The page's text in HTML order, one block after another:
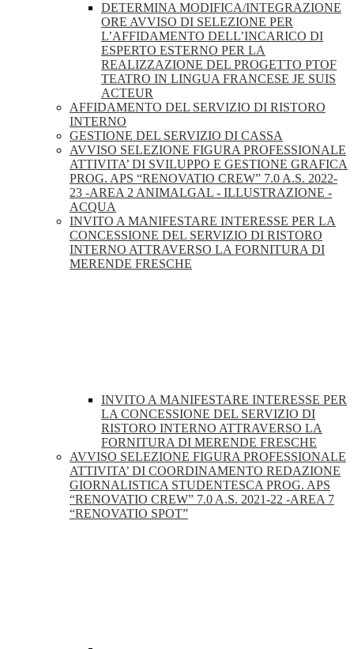
DETERMINA MODIFICA/INTEGRAZIONE
ORE AVVISO DI SELEZIONE PER
L’AFFIDAMENTO DELL’INCARICO DI
ESPERTO ESTERNO PER LA
REALIZZAZIONE DEL PROGETTO PTOF
TEATRO IN LINGUA FRANCESE JE SUIS
ACTEUR
AFFIDAMENTO DEL SERVIZIO DI RISTORO
INTERNO
GESTIONE DEL SERVIZIO DI CASSA
AVVISO SELEZIONE FIGURA PROFESSIONALE
ATTIVITA’ DI SVILUPPO E GESTIONE GRAFICA
PROG. APS “RENOVATIO CREW” 7.0 A.S. 2022-
23 -AREA 2 ANIMALGAL - ILLUSTRAZIONE -
ACQUA
INVITO A MANIFESTARE INTERESSE PER LA
CONCESSIONE DEL SERVIZIO DI RISTORO
INTERNO ATTRAVERSO LA FORNITURA DI
MERENDE FRESCHE
INVITO A MANIFESTARE INTERESSE PER
LA CONCESSIONE DEL SERVIZIO DI
RISTORO INTERNO ATTRAVERSO LA
FORNITURA DI MERENDE FRESCHE
AVVISO SELEZIONE FIGURA PROFESSIONALE
ATTIVITA’ DI COORDINAMENTO REDAZIONE
GIORNALISTICA STUDENTESCA PROG. APS
“RENOVATIO CREW” 7.0 A.S. 2021-22 -AREA 7
“RENOVATIO SPOT”